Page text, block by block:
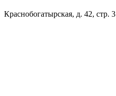
Краснобогатырская, д. 42, стр. 3